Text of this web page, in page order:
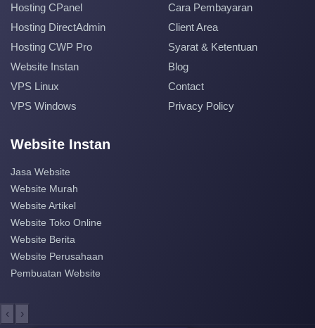
Hosting CPanel
Hosting DirectAdmin
Hosting CWP Pro
Website Instan
VPS Linux
VPS Windows
Cara Pembayaran
Client Area
Syarat & Ketentuan
Blog
Contact
Privacy Policy
Website Instan
Jasa Website
Website Murah
Website Artikel
Website Toko Online
Website Berita
Website Perusahaan
Pembuatan Website
‹ ›